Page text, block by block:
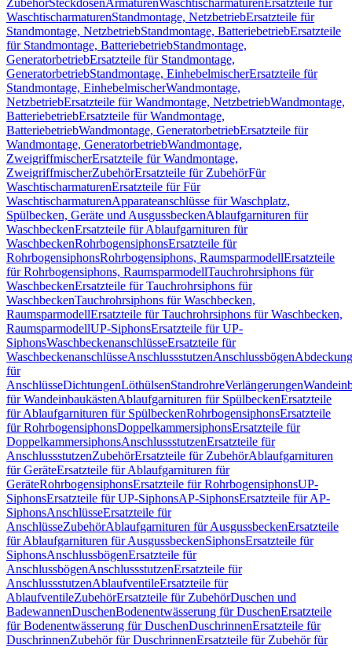
ZubehörSteckdosenArmaturenWaschtischarmaturen Ersatzteile für
WaschtischarmaturenStandmontage, NetzbetriebErsatzteile für
Standmontage, NetzbetriebStandmontage, BatteriebetriebErsatzteile
für Standmontage, BatteriebetriebStandmontage,
GeneratorbetriebErsatzteile für Standmontage,
GeneratorbetriebStandmontage, EinhebelmischerErsatzteile für
Standmontage, EinhebelmischerWandmontage,
NetzbetriebErsatzteile für Wandmontage, NetzbetriebWandmontage,
BatteriebetriebErsatzteile für Wandmontage,
BatteriebetriebWandmontage, GeneratorbetriebErsatzteile für
Wandmontage, GeneratorbetriebWandmontage,
ZweigriffmischerErsatzteile für Wandmontage,
ZweigriffmischerZubehörErsatzteile für ZubehörFür
WaschtischarmaturenErsatzteile für Für
WaschtischarmaturenApparateanschlüsse für Waschplatz,
Spülbecken, Geräte und AusgussbeckenAblaufgarnituren für
WaschbeckenErsatzteile für Ablaufgarnituren für
WaschbeckenRohrbogensiphonsErsatzteile für
RohrbogensiphonsRohrbogensiphons, RaumsparmodellErsatzteile
für Rohrbogensiphons, RaumsparmodellTauchrohrsiphons für
WaschbeckenErsatzteile für Tauchrohrsiphons für
WaschbeckenTauchrohrsiphons für Waschbecken,
RaumsparmodellErsatzteile für Tauchrohrsiphons für Waschbecken,
RaumsparmodellUP-SiphonsErsatzteile für UP-
SiphonsWaschbeckenanschlüsseErsatzteile für
WaschbeckenanschlüsseAnschlussstutzenAnschlussbögen
für
AnschlüsseDichtungenLöthülsenStandrohreVerlängerungen
für WandeinbaukästenAblaufgarnituren für SpülbeckenErsatzteile
für Ablaufgarnituren für SpülbeckenRohrbogensiphonsErsatzteile
für RohrbogensiphonsDoppelkammersiphonsErsatzteile für
DoppelkammersiphonsAnschlussstutzenErsatzteile für
AnschlussstutzenZubehörErsatzteile für ZubehörAblaufgarnituren
für GeräteErsatzteile für Ablaufgarnituren für
GeräteRohrbogensiphonsErsatzteile für RohrbogensiphonsUP-
SiphonsErsatzteile für UP-SiphonsAP-SiphonsErsatzteile für AP-
SiphonsAnschlüsseErsatzteile für
AnschlüsseZubehörAblaufgarnituren für AusgussbeckenErsatzteile
für Ablaufgarnituren für AusgussbeckenSiphonsErsatzteile für
SiphonsAnschlussbögenErsatzteile für
AnschlussbögenAnschlussstutzenErsatzteile für
AnschlussstutzenAblaufventileErsatzteile für
AblaufventileZubehörErsatzteile für ZubehörDuschen und
BadewannenDuschenBodenentwässerung für DuschenErsatzteile
für Bodenentwässerung für DuschenDuschrinnenErsatzteile für
DuschrinnenZubehör für DuschrinnenErsatzteile für Zubehör für